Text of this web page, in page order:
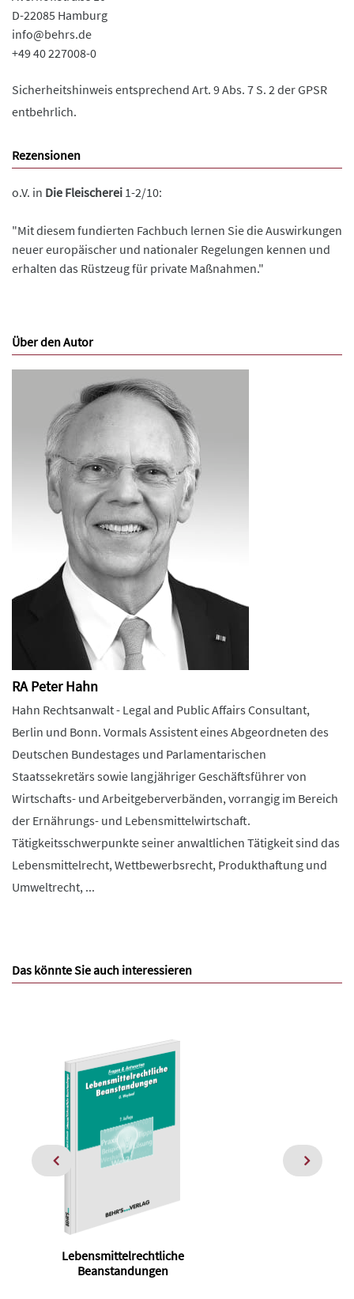
D-22085 Hamburg
info@behrs.de
+49 40 227008-0
Sicherheitshinweis entsprechend Art. 9 Abs. 7 S. 2 der GPSR
entbehrlich.
Rezensionen
o.V. in Die Fleischerei 1-2/10:
"Mit diesem fundierten Fachbuch lernen Sie die Auswirkungen
neuer europäischer und nationaler Regelungen kennen und
erhalten das Rüstzeug für private Maßnahmen."
Über den Autor
RA Peter Hahn
Hahn Rechtsanwalt - Legal and Public Affairs Consultant,
Berlin und Bonn. Vormals Assistent eines Abgeordneten des
Deutschen Bundestages und Parlamentarischen
Staatssekretärs sowie langjähriger Geschäftsführer von
Wirtschafts- und Arbeitgeberverbänden, vorrangig im Bereich
der Ernährungs- und Lebensmittelwirtschaft.
Tätigkeitsschwerpunkte seiner anwaltlichen Tätigkeit sind das
Lebensmittelrecht, Wettbewerbsrecht, Produkthaftung und
Umweltrecht, ...
Das könnte Sie auch interessieren
Lebensmittelrechtliche
Beanstandungen